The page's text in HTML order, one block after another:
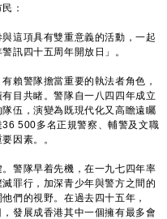
：
這項具有雙重意義的活動，一起
訊四十五周年開放日」。
警隊擔當重要的執法者角色，
目共睹。警隊自一八四四年成立
伍，演變為既現代化又高瞻遠矚
500多名正規警察、輔警及文職
因素。。
警隊早着先機，在一九七四年率
罪行，加深青少年與警方之間的
們的視野。在過去四十五年，
發展成香港其中一個擁有最多會